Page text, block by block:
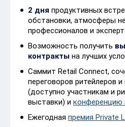
2 дня продуктивных
обстановки, атмосферы
профессионалов и
Возможность получить
контракты на лучших
Саммит Retail Connect,
переговоров ритейлеров
(доступно участникам и
выставки) и
Ежегодная премия Private